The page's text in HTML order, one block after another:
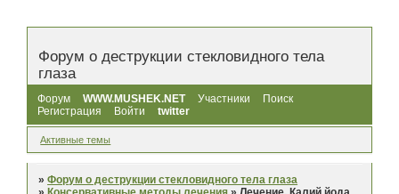
Форум о деструкции стекловидного тела
глаза
Форум WWW.MUSHEK.NET Участники
Поиск
Регистрация
Войти twitter
Активные темы
»Форум о деструкции стекловидного тела глаза